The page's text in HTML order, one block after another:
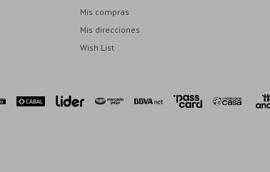
Mis compras
Mis direcciones
Wish List